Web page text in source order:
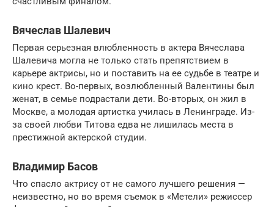
Вячеслав Шалевич
Первая серьезная влюбленность в актера Вячеслава
Шалевича могла не только стать препятствием в
карьере актрисы, но и поставить на ее судьбе в театре и
кино крест. Во-первых, возлюбленный Валентины был
женат, в семье подрастали дети. Во-вторых, он жил в
Москве, а молодая артистка училась в Ленинграде. Из-
за своей любви Титова едва не лишилась места в
престижной актерской студии.
Владимир Басов
Что спасло актрису от не самого лучшего решения —
неизвестно, но во время съемок в «Метели» режиссер